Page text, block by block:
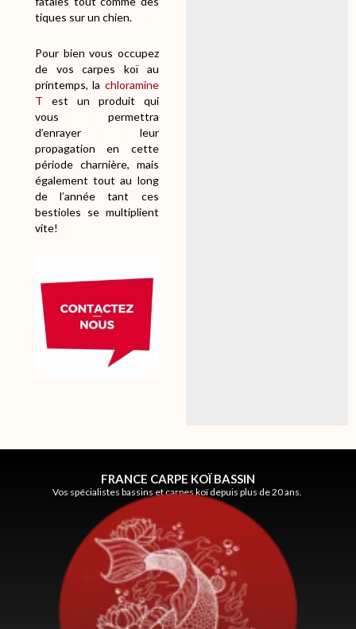
tiques sur un chien.
Pour bien vous occupez
de vos carpes koï au
printemps, la chloramine
T est un produit qui
vous permettra
d’enrayer leur
propagation en cette
période charnière, mais
également tout au long
de l’année tant ces
bestioles se multiplient
vite!
FRANCE CARPE KOÏ BASSIN
Vos spécialistes bassins et carpes koï depuis plus de 20 ans.